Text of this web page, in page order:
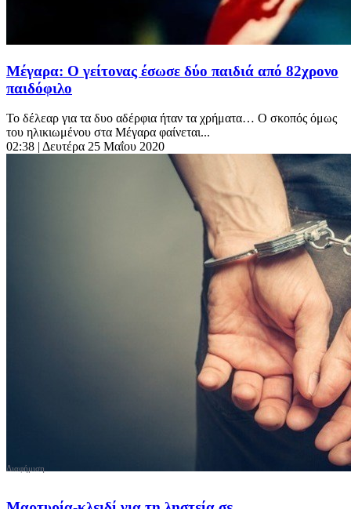
Μέγαρα: Ο γείτονας έσωσε δύο παιδιά από 82χρονο
παιδόφιλο
Το δέλεαρ για τα δυο αδέρφια ήταν τα χρήματα… Ο σκοπός όμως
του ηλικιωμένου στα Μέγαρα φαίνεται...
02:38 | Δευτέρα 25 Μαΐου 2020